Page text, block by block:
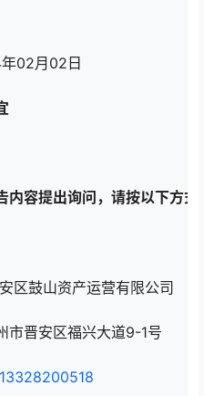
02月02日
内容提出询问，请按以下方式
区鼓山资产运营有限公司
市晋安区福兴大道9-1号
13328200518